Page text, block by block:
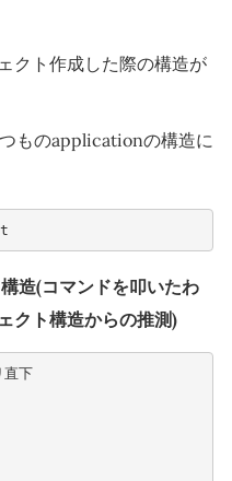
クト作成した際の構造が
ものapplicationの構造に
造(コマンドを叩いたわ
クト構造からの推測)
プロジェクトディレクトリ直下